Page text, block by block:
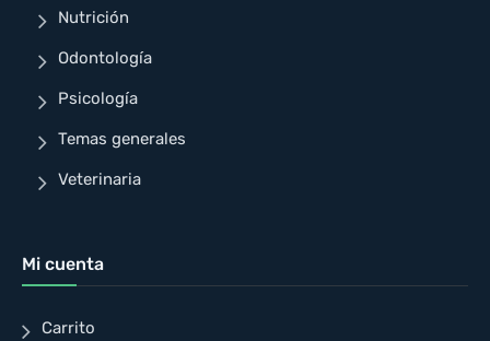
Nutrición
Odontología
Psicología
Temas generales
Veterinaria
Mi cuenta
Carrito